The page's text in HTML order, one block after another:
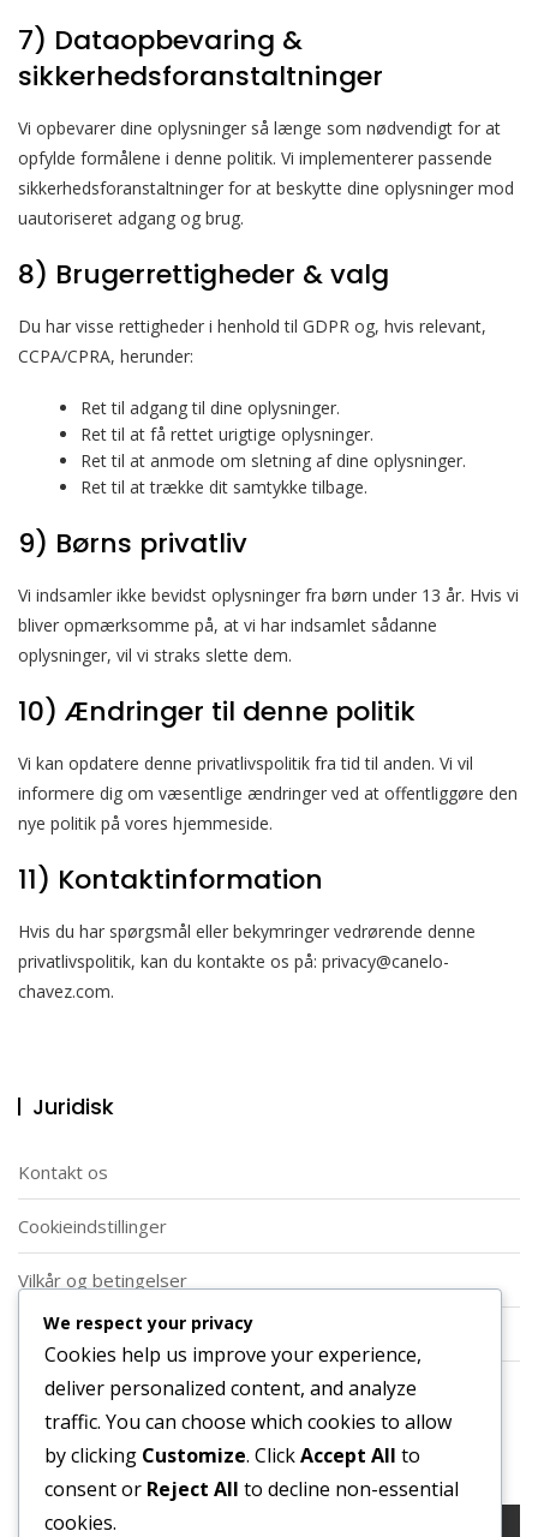
7) Dataopbevaring &
sikkerhedsforanstaltninger
Vi opbevarer dine oplysninger så længe som nødvendigt for at
opfylde formålene i denne politik. Vi implementerer passende
sikkerhedsforanstaltninger for at beskytte dine oplysninger mod
uautoriseret adgang og brug.
8) Brugerrettigheder & valg
Du har visse rettigheder i henhold til GDPR og, hvis relevant,
CCPA/CPRA, herunder:
Ret til adgang til dine oplysninger.
Ret til at få rettet urigtige oplysninger.
Ret til at anmode om sletning af dine oplysninger.
Ret til at trække dit samtykke tilbage.
9) Børns privatliv
Vi indsamler ikke bevidst oplysninger fra børn under 13 år. Hvis vi
bliver opmærksomme på, at vi har indsamlet sådanne
oplysninger, vil vi straks slette dem.
10) Ændringer til denne politik
Vi kan opdatere denne privatlivspolitik fra tid til anden. Vi vil
informere dig om væsentlige ændringer ved at offentliggøre den
nye politik på vores hjemmeside.
11) Kontaktinformation
Hvis du har spørgsmål eller bekymringer vedrørende denne
privatlivspolitik, kan du kontakte os på: privacy@canelo-
chavez.com.
Juridisk
Kontakt os
Cookieindstillinger
Vilkår og betingelser
Dit privatliv
Om
Søg
Search
We respect your privacy
Cookies help us improve your experience,
deliver personalized content, and analyze
traffic. You can choose which cookies to allow
by clicking Customize. ClickAccept All to
consent or Reject All to decline non-essential
cookies.